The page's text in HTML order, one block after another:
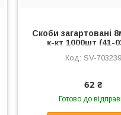
Скоби загартовані
к-кт 1000шт (41-
703239
SV-703239
62 ₴
Готово до